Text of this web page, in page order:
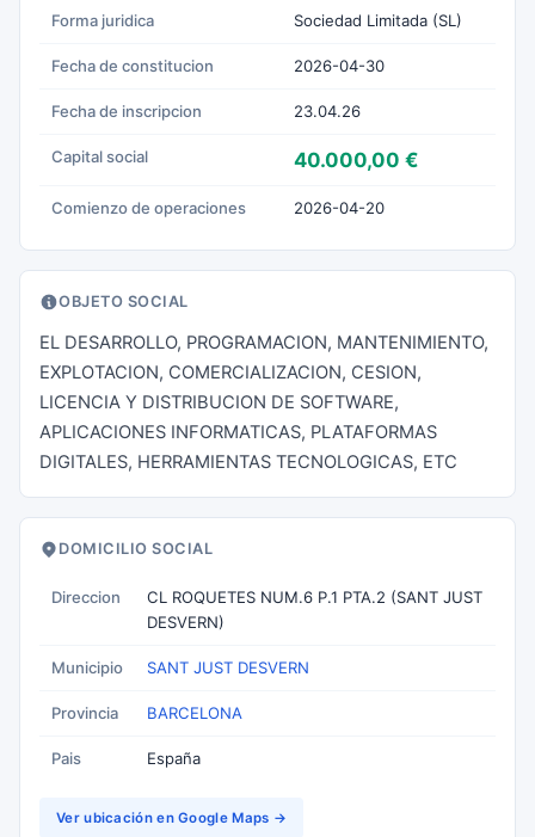
Forma juridica Sociedad Limitada (SL)
Fecha de constitucion 2026-04-30
Fecha de inscripcion 23.04.26
Capital social 40.000,00 €
Comienzo de operaciones 2026-04-20
OBJETO SOCIAL
EL DESARROLLO, PROGRAMACION, MANTENIMIENTO,
EXPLOTACION, COMERCIALIZACION, CESION,
LICENCIA Y DISTRIBUCION DE SOFTWARE,
APLICACIONES INFORMATICAS, PLATAFORMAS
DIGITALES, HERRAMIENTAS TECNOLOGICAS, ETC
DOMICILIO SOCIAL
Direccion
CL ROQUETES NUM.6 P.1 PTA.2 (SANT JUST
DESVERN)
Municipio SANT JUST DESVERN
Provincia BARCELONA
Pais España
Ver ubicación en Google Maps →